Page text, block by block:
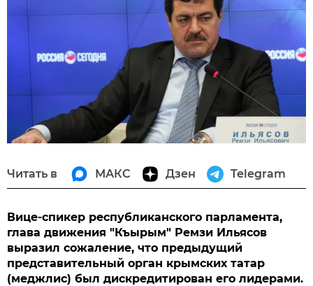
Читать в МАКС Дзен Telegram
Вице-спикер республиканского парламента,
глава движения "Къырым" Ремзи Ильясов
выразил сожаление, что предыдущий
представительный орган крымских татар
(меджлис) был дискредитирован его лидерами.